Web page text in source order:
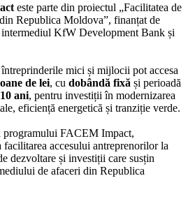
este parte din proiectul „Facilitatea de
Republica Moldova”, finanțat de
KfW Development Bank și
mici și mijlocii pot accesa
de lei, cu dobândă fixă și perioadă
10 ani, pentru investiții în modernizarea
eficiență energetică și tranziție verde.
programului FACEM Impact,
accesului antreprenorilor la
dezvoltare și investiții care susțin
de afaceri din Republica